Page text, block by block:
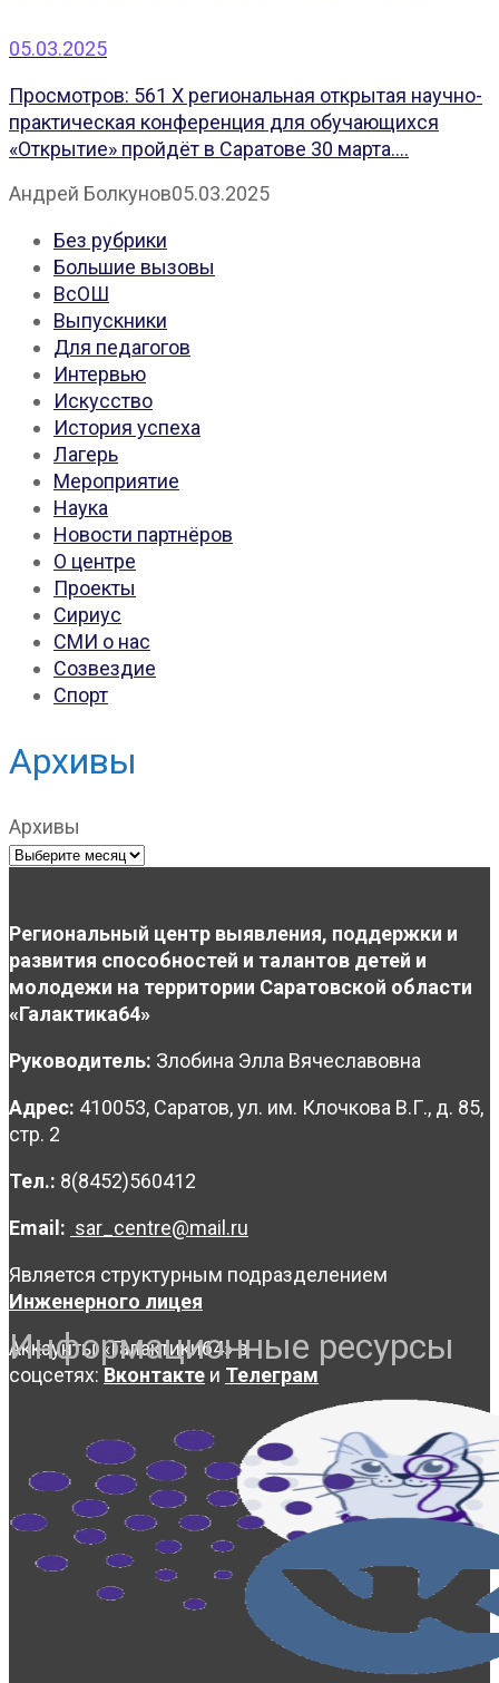
05.03.2025
Просмотров: 561 X региональная открытая научно-
практическая конференция для обучающихся
«Открытие» пройдёт в Саратове 30 марта....
Андрей Болкунов05.03.2025
Без рубрики
Большие вызовы
ВсОШ
Выпускники
Для педагогов
Интервью
Искусство
История успеха
Лагерь
Мероприятие
Наука
Новости партнёров
О центре
Проекты
Сириус
СМИ о нас
Созвездие
Спорт
Архивы
Архивы
Региональный центр выявления, поддержки и
развития способностей и талантов детей и
молодежи на территории Саратовской области
«Галактика64»
Руководитель: Злобина Элла Вячеславовна
Адрес: 410053, Саратов, ул. им. Клочкова В.Г., д. 85,
стр. 2
Тел.: 8(8452)560412
Email: sar_centre@mail.ru
Является структурным подразделением
Инженерного лицея
Аккаунты «Галактики64» в
соцсетях: Вконтакте и Телеграм
Информационные ресурсы